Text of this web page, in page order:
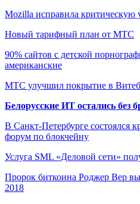
Mozilla исправила критическую
Новый тарифный план от МТС
90% сайтов с детской
американские
МТС улучшил покрытие в
Белорусские ИТ остались без
В Санкт-Петербурге
форум по блокчейну
Услуга SML «Деловой сети»
Пророк биткоина Роджер Вер
2018